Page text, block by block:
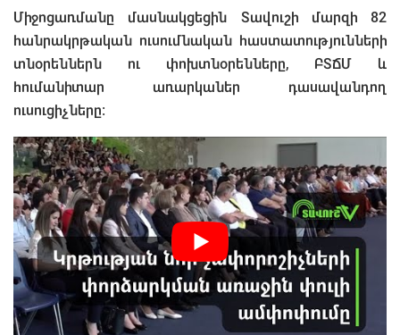
Միջոցառմանը մասնակցեցին Տավուշի մարզի 82
հանրակրթական ուսումնական հաստատությունների
տնօրեններն ու փոխտնօրենները, ԲՏՃՄ և
հումանիտար առարկաներ դասավանդող
ուսուցիչները։